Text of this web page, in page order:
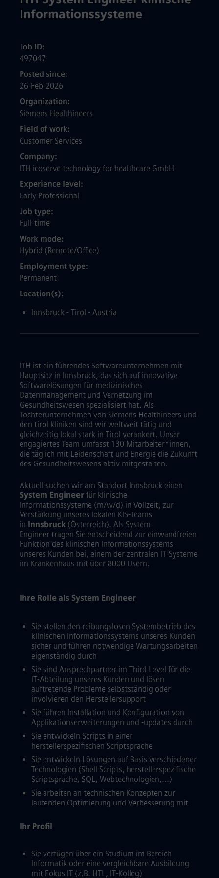
Informationssysteme
Job ID
497047
Posted since
26-Feb-2026
Organization
Siemens Healthineers
Field of work
Customer Services
Company
ITH icoserve technology for healthcare GmbH
Experience level
Early Professional
Job type
Full-time
Work mode
Hybrid (Remote/Office)
Employment type
Permanent
Location(s)
Innsbruck - Tirol - Austria
ITH ist ein führendes Softwareunternehmen mit
Hauptsitz in Innsbruck, das sich auf innovative
Softwarelösungen für medizinisches
Datenmanagement und Vernetzung im
Gesundheitswesen spezialisiert hat. Als
Tochterunternehmen von Siemens Healthineers und
den tirol kliniken sind wir weltweit tätig und
gleichzeitig lokal stark in Tirol verankert. Unser
engagiertes Team umfasst 130 Mitarbeiter*innen,
die täglich mit Leidenschaft und Energie die Zukunft
des Gesundheitswesens aktiv mitgestalten.
Aktuell suchen wir am Standort Innsbruck einen
System Engineer für klinische
Informationssysteme (m/w/d) in Vollzeit, zur
Verstärkung unseres lokalen KIS-Teams
in Innsbruck (Österreich). Als System
Engineer tragen Sie entscheidend zur einwandfreien
Funktion des klinischen Informationssystems
unseres Kunden bei, einem der zentralen IT-Systeme
im Krankenhaus mit über 8000 Usern.
Ihre Rolle als System Engineer
Sie stellen den reibungslosen Systembetrieb des
klinischen Informationssystems unseres Kunden
sicher und führen notwendige Wartungsarbeiten
eigenständig durch
Sie sind Ansprechpartner im Third Level für die
IT-Abteilung unseres Kunden und lösen
auftretende Probleme selbstständig oder
involvieren den Herstellersupport
Sie führen Installation und Konfiguration von
Applikationserweiterungen und -updates durch
Sie entwickeln Scripts in einer
herstellerspezifischen Scriptsprache
Sie entwickeln Lösungen auf Basis verschiedener
Technologien (Shell Scripts, herstellerspezifische
Scriptsprache, SQL, Webtechnologien,...)
Sie arbeiten an technischen Konzepten zur
laufenden Optimierung und Verbesserung mit
Ihr Profil
Sie verfügen über ein Studium im Bereich
Informatik oder eine vergleichbare Ausbildung
mit Fokus IT (z.B. HTL, IT-Kolleg)